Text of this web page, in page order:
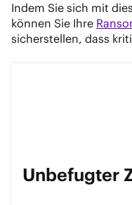
Indem Sie sich mit
können Sie Ihre
sicherstellen, dass
Unbefugter